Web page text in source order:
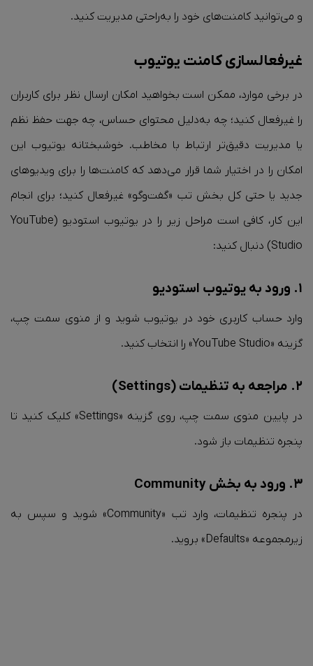
و می‌توانید کامنت‌های خود را به‌راحتی مدیریت کنید.
غیرفعالسازی کامنت یوتیوب
در برخی موارد، ممکن است بخواهید امکان ارسال نظر برای کاربران
را غیرفعال کنید؛ چه به‌دلیل محتوای حساس، چه جهت حفظ نظم
یا مدیریت دقیق‌تر ارتباط با مخاطب. خوشبختانه یوتیوب این
امکان را در اختیار شما قرار می‌دهد که کامنت‌ها را برای ویدیوهای
جدید یا حتی کل بخش تب «گفت‌وگو» غیرفعال کنید؛ برای انجام
این کار، کافی است مراحل زیر را در یوتیوب استودیو (YouTube
Studio) دنبال کنید:
۱. ورود به یوتیوب استودیو
وارد حساب کاربری خود در یوتیوب شوید و از منوی سمت چپ،
گزینه «YouTube Studio» را انتخاب کنید.
۲. مراجعه به تنظیمات (Settings)
در پایین منوی سمت چپ، روی گزینه «Settings» کلیک کنید تا
پنجره تنظیمات باز شود.
۳. ورود به بخش Community
در پنجره تنظیمات، وارد تب «Community» شوید و سپس به
زیرمجموعه‌ «Defaults» بروید.